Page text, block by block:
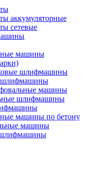
аккумуляторные
сетевые
машины
шлифмашины
шлифмашины
машины
шлифмашины
машины по бетону
машины